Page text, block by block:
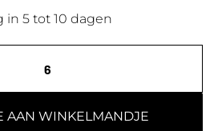
in 5 tot 10 dagen
AAN WINKELMANDJE